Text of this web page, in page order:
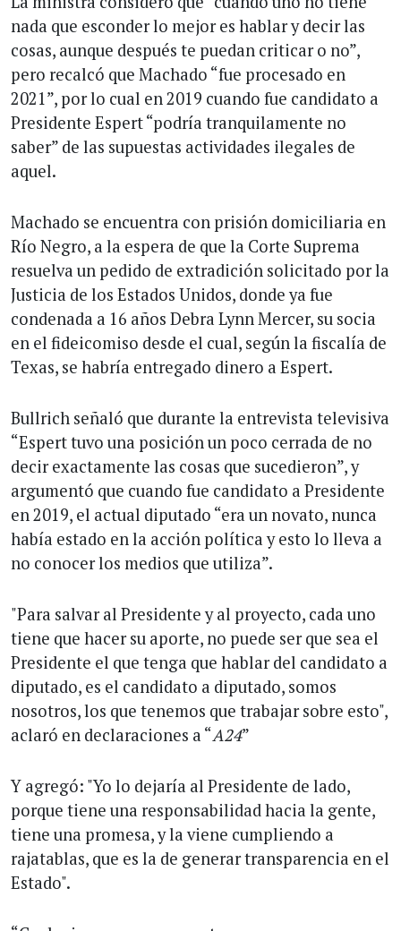
nada que esconder lo mejor es hablar y decir las
cosas, aunque después te puedan criticar o no”,
pero recalcó que Machado “fue procesado en
2021”, por lo cual en 2019 cuando fue candidato a
Presidente Espert “podría tranquilamente no
saber” de las supuestas actividades ilegales de
aquel.
Machado se encuentra con prisión domiciliaria en
Río Negro, a la espera de que la Corte Suprema
resuelva un pedido de extradición solicitado por la
Justicia de los Estados Unidos, donde ya fue
condenada a 16 años Debra Lynn Mercer, su socia
en el fideicomiso desde el cual, según la fiscalía de
Texas, se habría entregado dinero a Espert.
Bullrich señaló que durante la entrevista televisiva
“Espert tuvo una posición un poco cerrada de no
decir exactamente las cosas que sucedieron”, y
argumentó que cuando fue candidato a Presidente
en 2019, el actual diputado “era un novato, nunca
había estado en la acción política y esto lo lleva a
no conocer los medios que utiliza”.
"Para salvar al Presidente y al proyecto, cada uno
tiene que hacer su aporte, no puede ser que sea el
Presidente el que tenga que hablar del candidato a
diputado, es el candidato a diputado, somos
nosotros, los que tenemos que trabajar sobre esto",
aclaró en declaraciones a “A24”
Y agregó: "Yo lo dejaría al Presidente de lado,
porque tiene una responsabilidad hacia la gente,
tiene una promesa, y la viene cumpliendo a
rajatablas, que es la de generar transparencia en el
Estado".